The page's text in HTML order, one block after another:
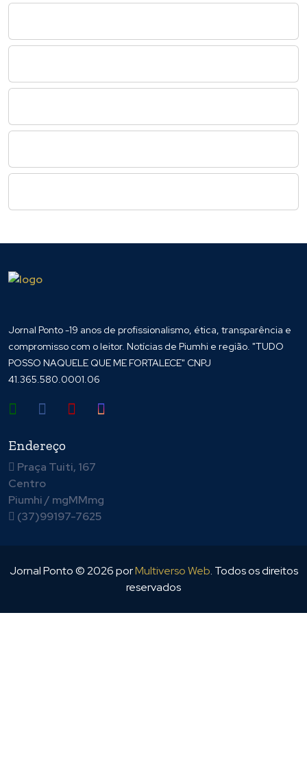
Jornal Ponto -19 anos de profissionalismo, ética, transparência e
compromisso com o leitor. Notícias de Piumhi e região. "TUDO
POSSO NAQUELE QUE ME FORTALECE" CNPJ
41.365.580.0001.06
Endereço
Praça Tuiti, 167
Centro
Piumhi / mgMMmg
(37)99197-7625
Jornal Ponto ©2026porMultiverso Web. Todos os direitos
reservados